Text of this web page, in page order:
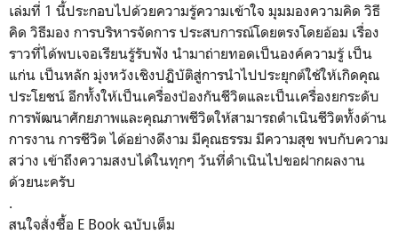
เล่มที่​ 1​ นี้ประกอบไปด้วยความรู้ความเข้าใจ มุมมองความคิด วิธี
คิด วิธีมอง การบริหารจัดการ ประสบการณ์โดยตรงโดยอ้อม เรื่อง
ราวที่ได้พบเจอเรียนรู้รับฟัง นำมาถ่ายทอดเป็นองค์ความรู้ เป็น
แก่น เป็นหลัก มุ่งหวังเชิงปฏิบัติสู่การนำไปประยุกต์ใช้ให้เกิดคุณ
ประโยชน์ อีกทั้งให้เป็นเครื่องป้องกันชีวิตและเป็นเครื่องยกระดับ
การพัฒนาศักยภาพและคุณภาพชีวิตให้สามารถดำเนินชีวิตทั้งด้าน
การงาน การชีวิต ได้อย่างดีงาม มีคุณธรรม มีความสุข พบกับความ
สว่าง เข้าถึงความสงบได้ในทุกๆ วันที่ดำเนินไปขอฝากผลงาน
ด้วยนะครับ
.
สนใจสั่งซื้อ E Book ฉบับเต็ม